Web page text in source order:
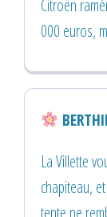
Citroën
000 euros,
La Villette
chapiteau,